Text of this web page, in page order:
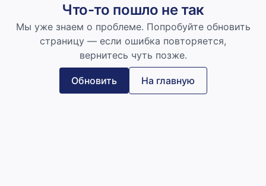
Что-то пошло не так
Мы уже знаем о проблеме. Попробуйте обновить
страницу — если ошибка повторяется,
вернитесь чуть позже.
Обновить На главную